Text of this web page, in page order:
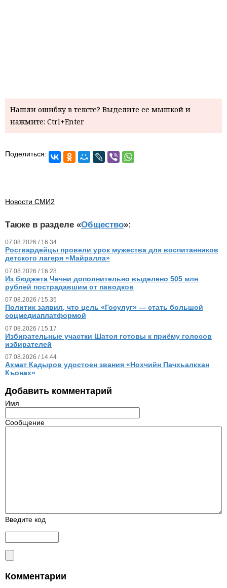
Нашли ошибку в тексте? Выделите ее мышкой и
нажмите: Ctrl+Enter
Поделиться:
Новости СМИ2
Также в разделе «Общество»:
07.08.2026 / 16.34
Росгвардейцы провели урок мужества для воспитанников
детского лагеря «Майралла»
07.08.2026 / 16.28
Из бюджета Чечни дополнительно выделено 505 млн
рублей пострадавшим от паводков
07.08.2026 / 15.35
Политик заявил, что цель «Госулуг» — стать большой
соцмедиаплатформой
07.08.2026 / 15.17
Избирательные участки Шатоя готовы к приёму голосов
избирателей
07.08.2026 / 14.44
Ахмат Кадыров удостоен звания «Нохчийн Пачхьалкхан
Къонах»
Добавить комментарий
Имя
Сообщение
Введите код
Комментарии